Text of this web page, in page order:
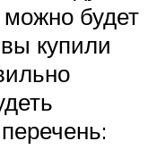
будет
купили